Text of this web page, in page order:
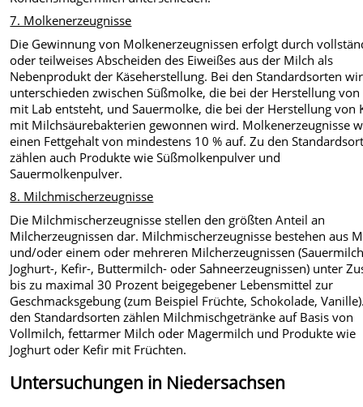
7. Molkenerzeugnisse
Die Gewinnung von Molkenerzeugnissen erfolgt durch
oder teilweises Abscheiden des Eiweißes aus der Milch als
Nebenprodukt der Käseherstellung. Bei den Standardsorten
unterschieden zwischen Süßmolke, die bei der Herstellung von
mit Lab entsteht, und Sauermolke, die bei der Herstellung von
mit Milchsäurebakterien gewonnen wird. Molkenerzeugnisse
einen Fettgehalt von mindestens 10 % auf. Zu den
zählen auch Produkte wie Süßmolkenpulver und
Sauermolkenpulver.
8. Milchmischerzeugnisse
Die Milchmischerzeugnisse stellen den größten Anteil an
Milcherzeugnissen dar. Milchmischerzeugnisse bestehen aus
und/oder einem oder mehreren Milcherzeugnissen
Joghurt-, Kefir-, Buttermilch- oder Sahneerzeugnissen) unter
bis zu maximal 30 Prozent beigegebener Lebensmittel zur
Geschmacksgebung (zum Beispiel Früchte, Schokolade,
den Standardsorten zählen Milchmischgetränke auf Basis von
Vollmilch, fettarmer Milch oder Magermilch und Produkte wie
Joghurt oder Kefir mit Früchten.
Untersuchungen in Niedersachsen